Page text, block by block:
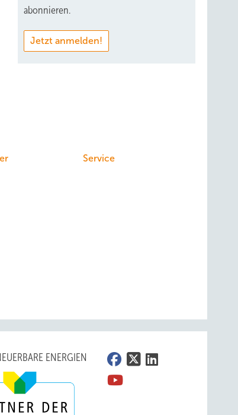
abonnieren.
Jetzt anmelden!
Service
ENERGIEN